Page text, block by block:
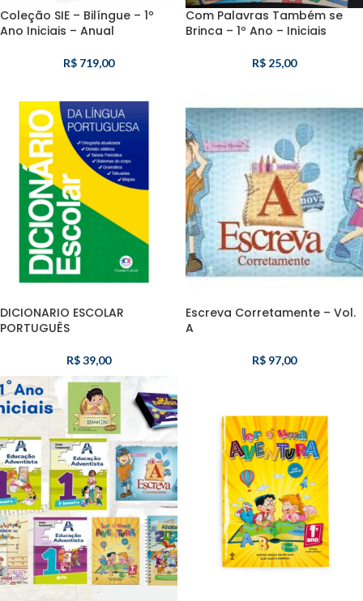
Coleção SIE – Bilíngue – 1º
Ano Iniciais – Anual
R$ 719,00
Com Palavras Também se
Brinca – 1º Ano – Iniciais
R$ 25,00
DICIONARIO ESCOLAR
PORTUGUÊS
R$39,00
Escreva Corretamente – Vol.
A
R$ 97,00